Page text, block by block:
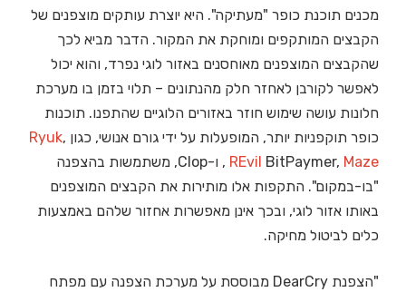
מכנים תוכנת כופר "מעתיקה". היא יוצרת עותקים מוצפנים של
הקבצים המותקפים ומוחקת את המקור. הדבר מביא לכך
שהקבצים המוצפנים מאוחסנים באזור לוגי נפרד, והוא יכול
לאפשר לקורבן לאחזר חלק מהנתונים – תלוי בזמן בו מערכת
חלונות עושה שימוש חוזר באזורים הלוגיים שהתפנו. תוכנות
כופר תוקפניות יותר, המופעלות על ידי גורם אנושי, כגון Ryuk,
, REvil BitPaymer, Maze
ו-Clop, משתמשות בהצפנה
"בו-במקום". התקפות אלו מותירות את הקבצים המוצפנים
באותו אזור לוגי, ובכך אינן מאפשרות אחזור שלהם באמצעות
כלים לביטול מחיקה.
"הצפנת DearCry מבוססת על מערכת הצפנה עם מפתח